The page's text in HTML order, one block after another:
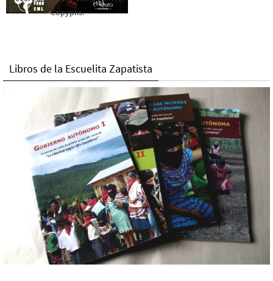
Copyplis.
Libros de la Escuelita Zapatista